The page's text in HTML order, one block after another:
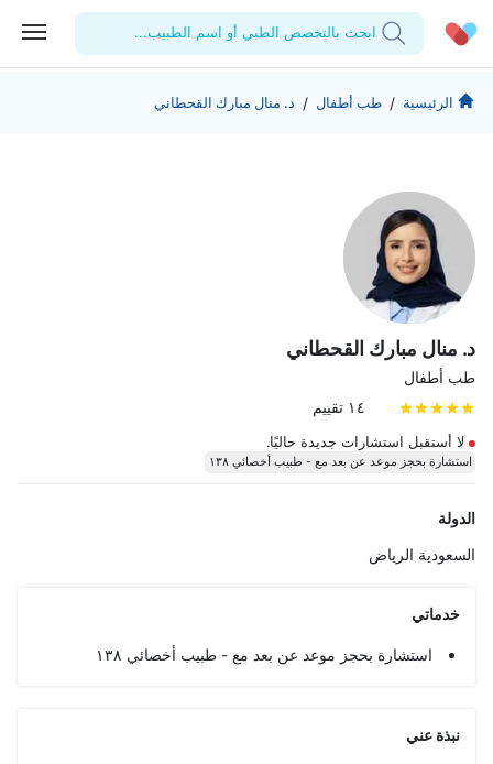
ابحث بالتخصص الطبي أو اسم الطبيب...
الحساب الشخصي
الوصفات الطبية
اختبارات المعمل
المفضلة
تسجيل الخروج
الشركة
للمنشآت
المقالات الطبية
الرئيسية / طب أطفال / د. منال مبارك القحطاني
د. منال مبارك القحطاني
طب أطفال
١٤ تقييم
لا أستقبل استشارات جديدة حاليًا.
استشارة بحجز موعد عن بعد مع - طبيب أخصائي ١٣٨
الدولة
السعودية الرياض
خدماتي
استشارة بحجز موعد عن بعد مع - طبيب أخصائي ١٣٨
نبذة عني